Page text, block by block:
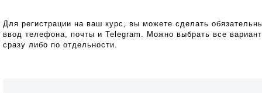
Для регистрации на ваш курс, вы можете сделать
ввод телефона, почты и Telegram. Можно выбрать все
сразу либо по отдельности.